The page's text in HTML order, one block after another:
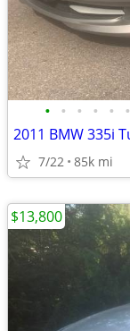
• • • • • •
7/22 85k mi
$13,800